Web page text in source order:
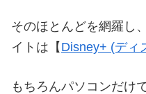
そのほとんどを網羅し
イトは【 Disney+ (ディ
もちろんパソコンだけ